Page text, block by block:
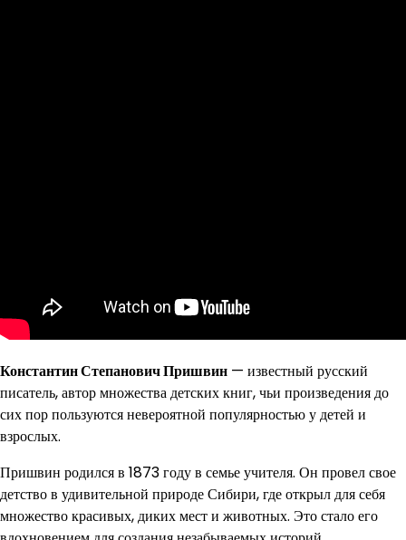
Константин Степанович Пришвин — известный русский
писатель, автор множества детских книг, чьи произведения до
сих пор пользуются невероятной популярностью у детей и
взрослых.
Пришвин родился в 1873 году в семье учителя. Он провел свое
детство в удивительной природе Сибири, где открыл для себя
множество красивых, диких мест и животных. Это стало его